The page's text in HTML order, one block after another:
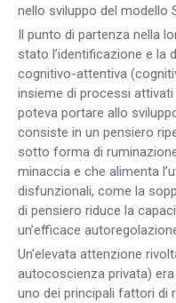
nello sviluppo del modello
Il punto di partenza nella
stato l’identificazione e la
cognitivo-attentiva
insieme di processi
poteva portare allo
consiste in un pensiero
sotto forma di
minaccia e che alimenta
disfunzionali, come la
di pensiero riduce la
un’efficace
Un’elevata attenzione
autocoscienza privata)
uno dei principali fattori di